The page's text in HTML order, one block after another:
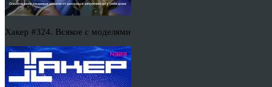
Хакер #324. Всякое с моделями